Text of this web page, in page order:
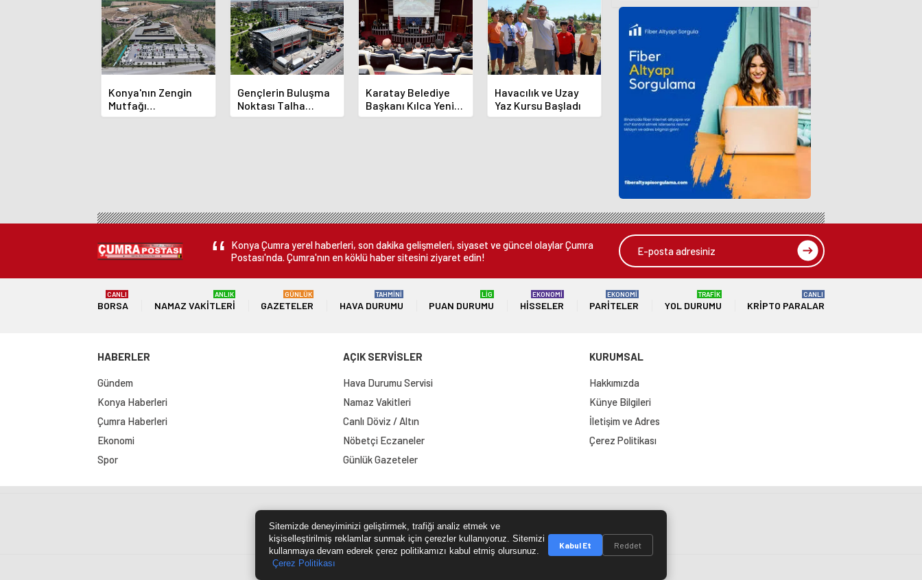
Konya'nın Zengin
Mutfağı
GastroFest'te
Gençlerin Buluşma
Noktası Talha
Bayrakçı Akademi
Karatay Belediye
Başkanı Kılca Yeni
Projeleri Açıkladı
Havacılık ve Uzay
Yaz Kursu Başladı
Konya Çumra yerel haberleri, son dakika gelişmeleri, siyaset ve güncel olaylar Çumra
Postası'nda. Çumra'nın en köklü haber sitesini ziyaret edin!
BORSA
CANLI
NAMAZ VAKITLERI
ANLIK
GAZETELER
GÜNLÜK
HAVA DURUMU
TAHMİNİ
PUAN DURUMU
LİG
HISSELER
EKONOMİ
PARITELER
EKONOMİ
YOL DURUMU
TRAFİK
KRIPTO PARALAR
CANLI
HABERLER
Gündem
Konya Haberleri
Çumra Haberleri
Ekonomi
Spor
AÇIK SERVİSLER
Hava Durumu Servisi
Namaz Vakitleri
Canlı Döviz / Altın
Nöbetçi Eczaneler
Günlük Gazeteler
KURUMSAL
Hakkımızda
Künye Bilgileri
İletişim ve Adres
Çerez Politikası
Site Haritası RSS Kaynağı Çumra Postası
Sitemizde deneyiminizi geliştirmek, trafiği analiz etmek ve
kişiselleştirilmiş reklamlar sunmak için çerezler kullanıyoruz. Sitemizi
kullanmaya devam ederek çerez politikamızı kabul etmiş olursunuz.
Çerez Politikası
Kabul Et Reddet